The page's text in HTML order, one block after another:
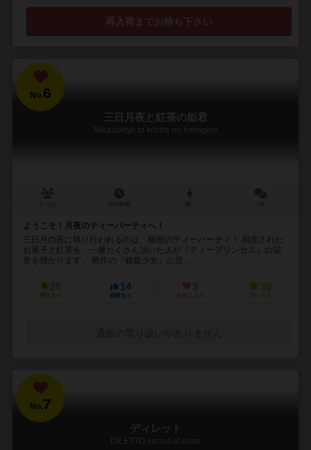
再入荷までお待ち下さい
No.6
三日月夜と紅茶の姫君
Mikazukiyo to kocha no himegimi
ようこそ！月夜のティーパーティへ！
三日月の夜に執り行われるのは、秘密のティーパーティ！ 用意された
お菓子と紅茶を、一番たくさん頂いた人が『ティープリンセス』の栄
誉を授かります。 前作の『箱庭少女』に登...
25
興味あり
14
経験あり
3
お気に入り
36
持ってる
No.7
ディレット
DILETTO secret of eden